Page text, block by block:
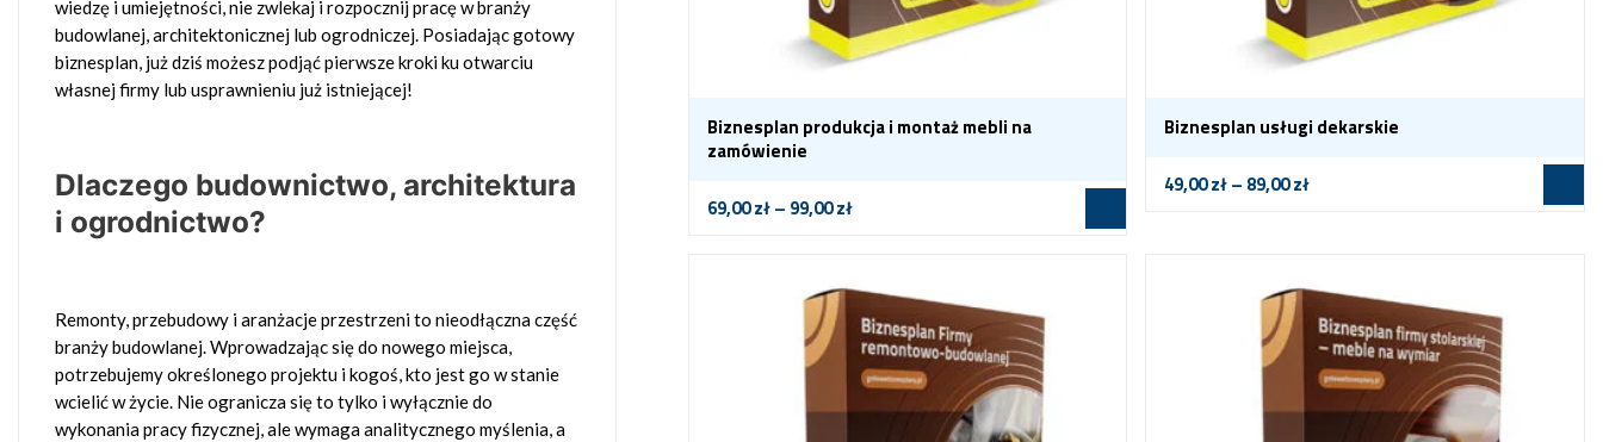
wiedzę i umiejętności, nie zwlekaj i rozpocznij pracę w branży
budowlanej, architektonicznej lub ogrodniczej. Posiadając gotowy
biznesplan, już dziś możesz podjąć pierwsze kroki ku otwarciu
własnej firmy lub usprawnieniu już istniejącej!
Dlaczego budownictwo, architektura
i ogrodnictwo?
Remonty, przebudowy i aranżacje przestrzeni to nieodłączna część
branży budowlanej. Wprowadzając się do nowego miejsca,
potrzebujemy określonego projektu i kogoś, kto jest go w stanie
wcielić w życie. Nie ogranicza się to tylko i wyłącznie do
wykonania pracy fizycznej, ale wymaga analitycznego myślenia, a
Biznesplan produkcja i montaż mebli na
zamówienie
69,00zł– 99,00zł
Biznesplan usługi dekarskie
49,00zł– 89,00zł